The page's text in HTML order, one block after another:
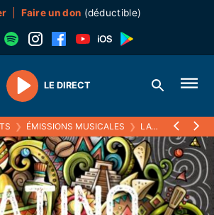
Faire un don (déductible)
Play
LE DIRECT
❯ ÉMISSIONS MUSICALES ❯ LATINO AMERICA